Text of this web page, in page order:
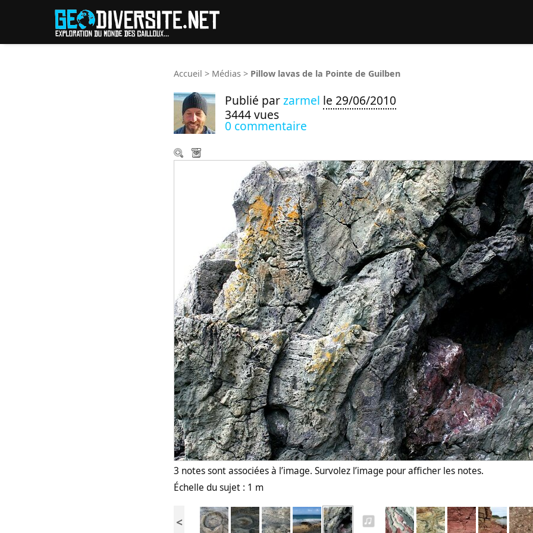
Accueil > Médias > Pillow lavas de la Pointe de Guilben
Publié parzarmel le 29/06/2010
3444 vues
0 commentaire
3 notes sont associées à l’image. Survolez l’image pour afficher les notes.
Échelle du sujet : 1 m
<